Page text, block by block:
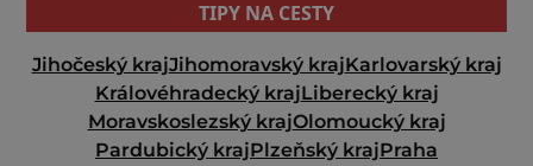
TIPY NA CESTY
Jihočeský krajJihomoravský krajKarlovarský kraj
Královéhradecký krajLiberecký kraj
Moravskoslezský krajOlomoucký kraj
Pardubický krajPlzeňský krajPraha